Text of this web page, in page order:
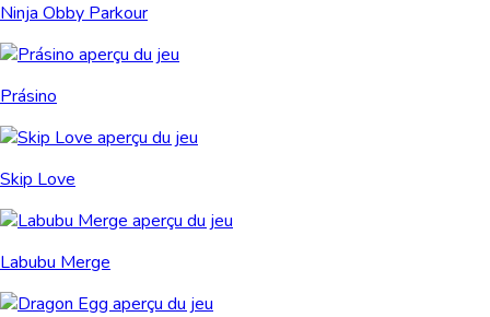
Ninja Obby Parkour
Prásino
Skip Love
Labubu Merge